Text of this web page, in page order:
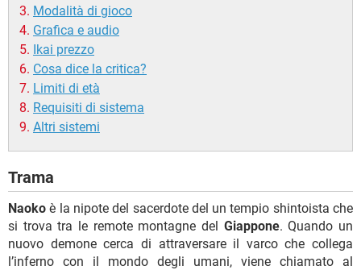
Modalità di gioco
Grafica e audio
Ikai prezzo
Cosa dice la critica?
Limiti di età
Requisiti di sistema
Altri sistemi
Trama
Naoko è la nipote del sacerdote del un tempio shintoista che
si trova tra le remote montagne del Giappone. Quando un
nuovo demone cerca di attraversare il varco che collega
l’inferno con il mondo degli umani, viene chiamato al